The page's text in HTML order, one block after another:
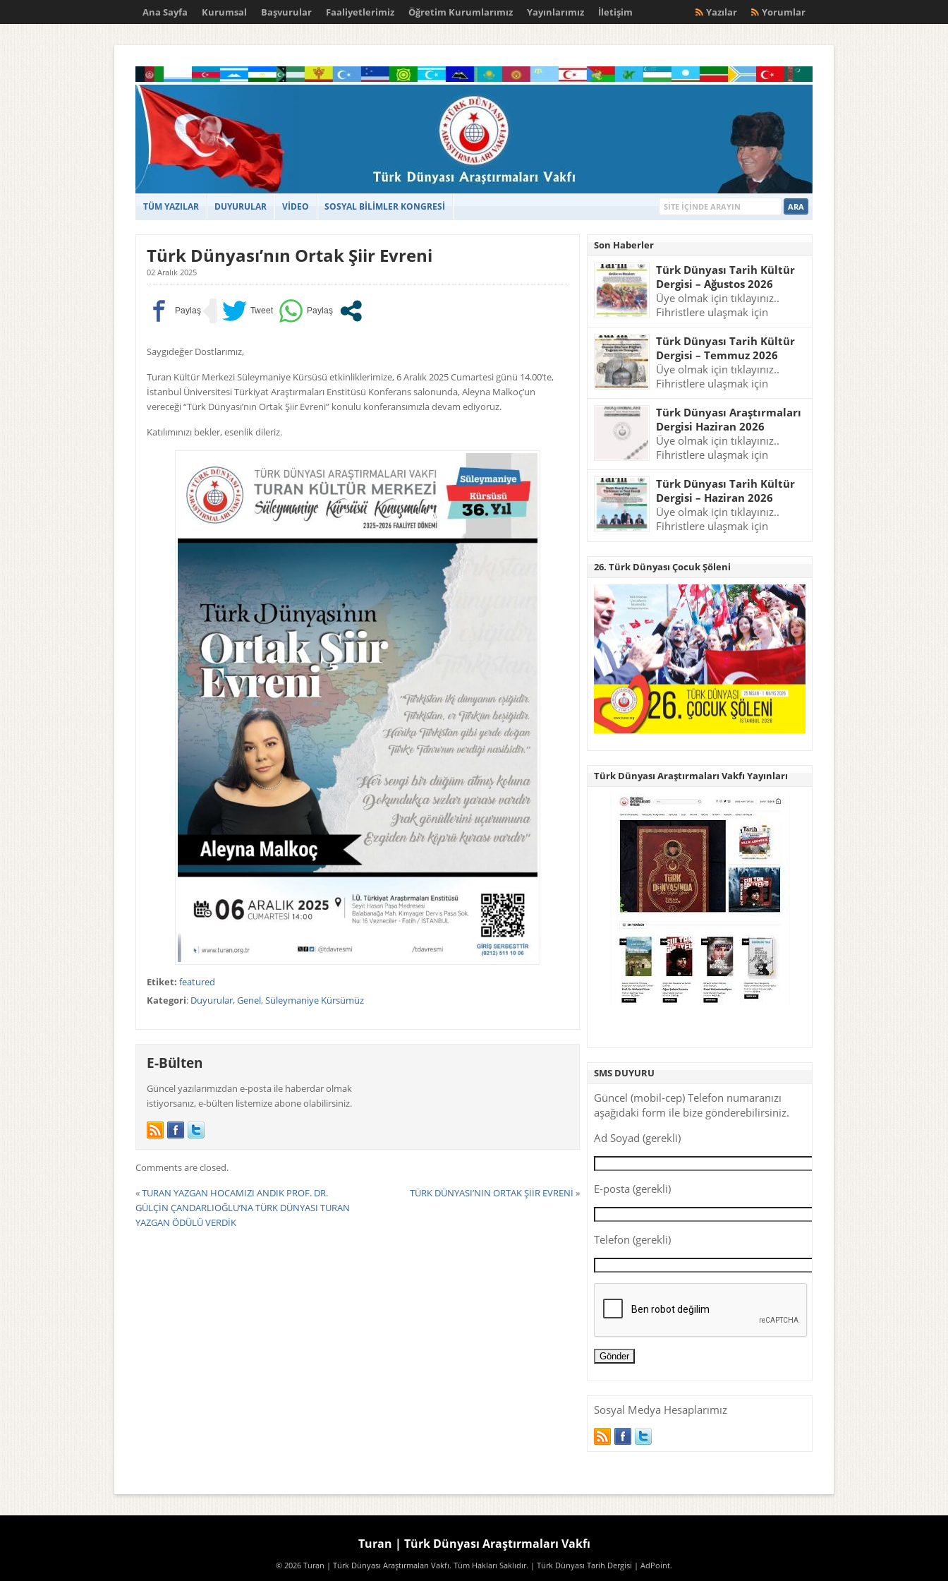
Ana Sayfa Kurumsal Başvurular Faaliyetlerimiz Öğretim Kurumlarımız Yayınlarımız İletişim Yorumlar
Yazılar
TÜM YAZILAR DUYURULAR VİDEO SOSYAL BİLİMLER KONGRESİ
Türk Dünyası’nın Ortak Şiir Evreni
02 Aralık 2025
Saygıdeğer Dostlarımız,
Turan Kültür Merkezi Süleymaniye Kürsüsü etkinliklerimize, 6 Aralık 2025 Cumartesi günü 14.00’te,
İstanbul Üniversitesi Türkiyat Araştırmaları Enstitüsü Konferans salonunda, Aleyna Malkoç’un
vereceği “Türk Dünyası’nın Ortak Şiir Evreni” konulu konferansımızla devam ediyoruz.
Katılımınızı bekler, esenlik dileriz.
Etiket: featured
Kategori: Duyurular,Genel,Süleymaniye Kürsümüz
E-Bülten
Güncel yazılarımızdan e-posta ile haberdar olmak
istiyorsanız, e-bülten listemize abone olabilirsiniz.
Comments are closed.
«TURAN YAZGAN HOCAMIZI ANDIK PROF. DR.
GÜLÇİN ÇANDARLIOĞLU’NA TÜRK DÜNYASI TURAN
YAZGAN ÖDÜLÜ VERDİK
TÜRK DÜNYASI’NIN ORTAK ŞİİR EVRENİ »
Son Haberler
Türk Dünyası Tarih Kültür
Dergisi – Ağustos 2026
Üye olmak için tıklayınız..
Fihristlere ulaşmak için
Türk Dünyası Tarih Kültür
Dergisi – Temmuz 2026
Üye olmak için tıklayınız..
Fihristlere ulaşmak için
Türk Dünyası Araştırmaları
Dergisi Haziran 2026
Üye olmak için tıklayınız..
Fihristlere ulaşmak için
Türk Dünyası Tarih Kültür
Dergisi – Haziran 2026
Üye olmak için tıklayınız..
Fihristlere ulaşmak için
26. Türk Dünyası Çocuk Şöleni
Türk Dünyası Araştırmaları Vakfı Yayınları
SMS DUYURU
Güncel (mobil-cep) Telefon numaranızı
aşağıdaki form ile bize gönderebilirsiniz.
Ad Soyad (gerekli)
E-posta (gerekli)
Telefon (gerekli)
Sosyal Medya Hesaplarımız
Turan | Türk Dünyası Araştırmaları Vakfı
© 2026 Turan | Türk Dünyası Araştırmaları Vakfı. Tüm Hakları Saklıdır. | Türk Dünyası Tarih Dergisi | AdPoint.